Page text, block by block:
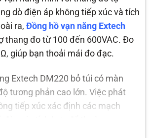
dò điện áp không tiếp xúc và tích
ra, Đồng hồ vạn năng Extech
thang đo từ 100 đến 600VAC. Đo
giúp bạn thoải mái đo đạc.
Extech DM220 bỏ túi có màn
tương phản cao lớn. Việc phát
tiếp xúc xác định các mạch